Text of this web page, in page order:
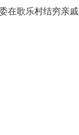
在歌乐村结穷亲戚